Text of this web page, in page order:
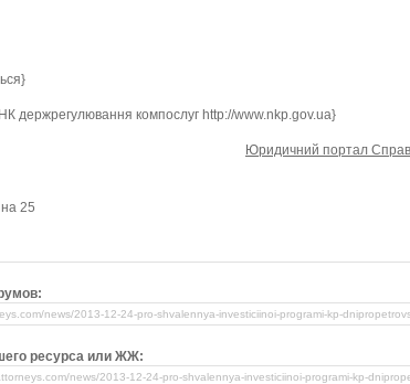
держрегулювання компослуг http://www.nkp.gov.ua}
Юридичний портал
25
ресурса или ЖЖ: